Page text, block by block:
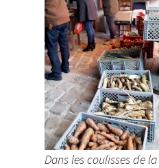
Dans les coulisses de la